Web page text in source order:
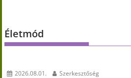
Életmód
2026.08.01. Szerkesztőség